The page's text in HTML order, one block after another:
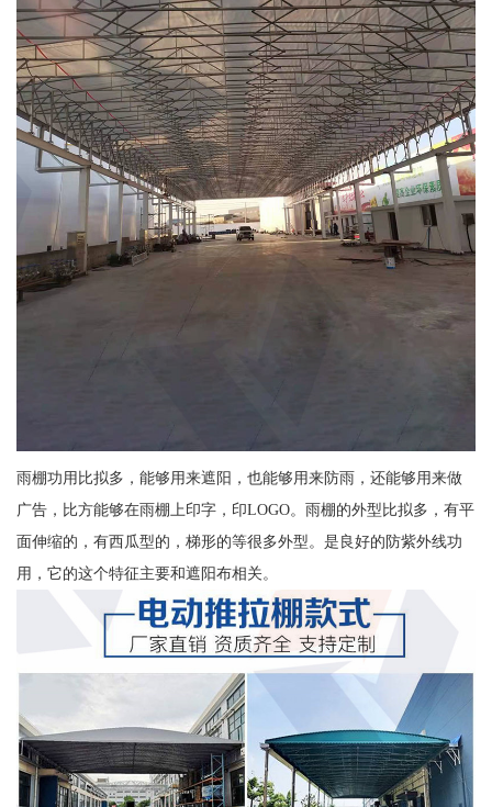
雨棚功用比拟多，能够用来遮阳，也能够用来防雨，还能够用来做
广告，比方能够在雨棚上印字，印LOGO。雨棚的外型比拟多，有平
面伸缩的，有西瓜型的，梯形的等很多外型。是良好的防紫外线功
用，它的这个特征主要和遮阳布相关。